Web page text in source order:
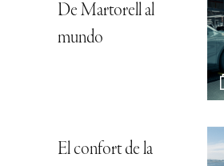
De Martorell al
mundo
El confort de la